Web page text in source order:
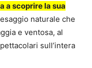
a scoprire la sua
naturale che
e ventosa, al
sull’intera